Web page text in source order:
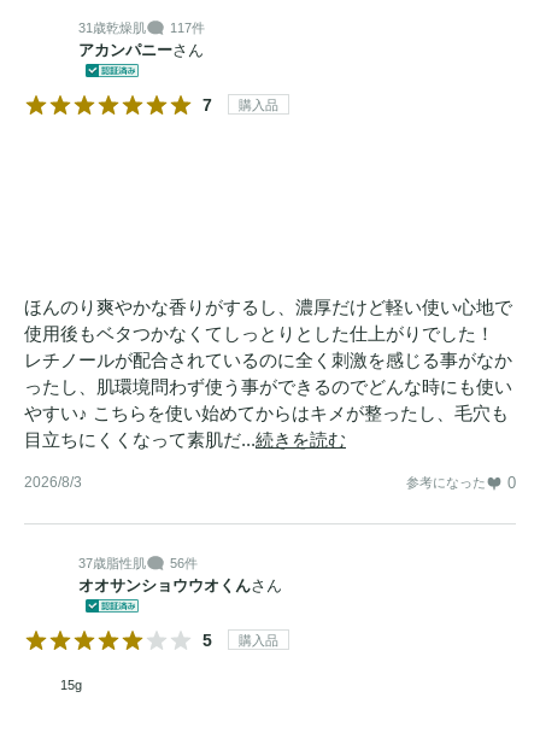
31歳乾燥肌 117件
アカンパニーさん
7 購入品
ほんのり爽やかな香りがするし、濃厚だけど軽い使い心地で
使用後もベタつかなくてしっとりとした仕上がりでした！
レチノールが配合されているのに全く刺激を感じる事がなか
ったし、肌環境問わず使う事ができるのでどんな時にも使い
やすい♪ こちらを使い始めてからはキメが整ったし、毛穴も
目立ちにくくなって素肌だ...続きを読む
2026/8/3 参考になった 0
37歳脂性肌 56件
オオサンショウウオくんさん
5 購入品
15g